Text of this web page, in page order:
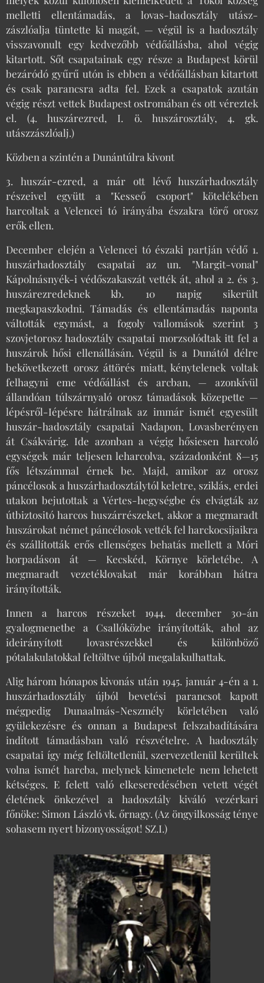
melletti ellentámadás, a lovas-hadosztály utász-
zászlóalja tüntette ki magát, — végül is a hadosztály
visszavonult egy kedvezőbb védőállásba, ahol végig
kitartott. Sőt csapatainak egy része a Budapest körül
bezáródó gyűrű utón is ebben a védőállásban kitartott
és csak parancsra adta fel. Ezek a csapatok azután
végig részt vettek Budapest ostromában és ott véreztek
el. (4. huszárezred, I. ö. huszárosztály, 4. gk.
utászzászlóalj.)
Közben a szintén a Dunántúlra kivont
3. huszár-ezred, a már ott lévő huszárhadosztály
részeivel együtt a "Kesseő csoport" kötelékében
harcoltak a Velencei tó irányába északra törő orosz
erők ellen.
December elején a Velencei tó északi partján védő 1.
huszárhadosztály csapatai az un. "Margit-vonal"
Kápolnásnyék-i védőszakaszát vették át, ahol a 2. és 3.
huszárezredeknek kb. 10 napig sikerült
megkapaszkodni. Támadás és ellentámadás naponta
váltották egymást, a fogoly vallomások szerint 3
szovjetorosz hadosztály csapatai morzsolódtak itt fel a
huszárok hősi ellenállásán. Végül is a Dunától délre
bekövetkezett orosz áttörés miatt, kénytelenek voltak
felhagyni eme védőállást és arcban, — azonkívül
állandóan túlszárnyaló orosz támadások közepette —
lépésről-Iépésre hátrálnak az immár ismét egyesült
huszár-hadosztály csapatai Nadapon, Lovasberényen
át Csákvárig. Ide azonban a végig hősiesen harcoló
egységek már teljesen leharcolva, századonként 8—15
fős létszámmal érnek be. Majd, amikor az orosz
páncélosok a huszárhadosztálytól keletre, sziklás, erdei
utakon bejutottak a Vértes-hegységbe és elvágták az
útbiztositó harcos huszárrészeket, akkor a megmaradt
huszárokat német páncélosok vették fel harckocsijaikra
és szállították erős ellenséges behatás mellett a Móri
horpadáson át — Kecskéd, Környe körletébe. A
megmaradt vezetéklovakat már korábban hátra
irányították.
Innen a harcos részeket 1944. december 30-án
gyalogmenetbe a Csallóközbe irányították, ahol az
ideirányított lovasrészekkel és különböző
pótalakulatokkal feltöltve újból megalakulhattak.
Alig három hónapos kivonás után 1945. január 4-én a 1.
huszárhadosztály újból bevetési parancsot kapott
mégpedig Dunaalmás-Neszmély körletében való
gyülekezésre és onnan a Budapest felszabadítására
indított támadásban való részvételre. A hadosztály
csapatai így még feltöltetlenül, szervezetlenül kerültek
volna ismét harcba, melynek kimenetele nem lehetett
kétséges. E felett való elkeseredésében vetett végét
életének önkezével a hadosztály kiváló vezérkari
főnöke: Simon László vk. őrnagy. (Az öngyilkosság ténye
sohasem nyert bizonyosságot! SZ.I.)